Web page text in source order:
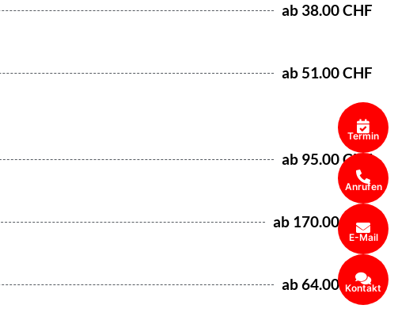
ab 38.00 CHF
ab 51.00 CHF
ab 95.00 CHF
ab 170.00 CHF
ab 64.00 CHF
Termin
Anrufen
E-Mail
Kontakt